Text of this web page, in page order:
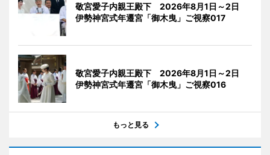
敬宮愛子内親王殿下 2026年8月1日～2日
伊勢神宮式年遷宮「御木曳」ご視察017
敬宮愛子内親王殿下 2026年8月1日～2日
伊勢神宮式年遷宮「御木曳」ご視察016
もっと見る